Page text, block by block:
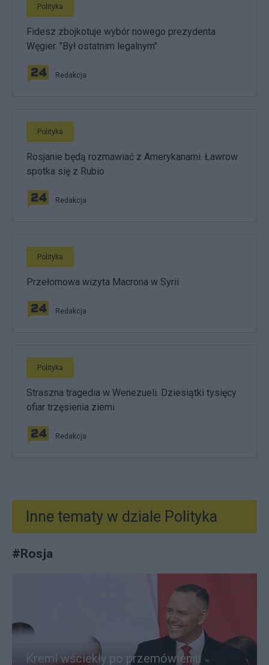
Polityka
Fidesz zbojkotuje wybór nowego prezydenta
Węgier. "Był ostatnim legalnym"
Redakcja
Polityka
Rosjanie będą rozmawiać z Amerykanami. Ławrow
spotka się z Rubio
Redakcja
Polityka
Przełomowa wizyta Macrona w Syrii
Redakcja
Polityka
Straszna tragedia w Wenezueli. Dziesiątki tysięcy
ofiar trzęsienia ziemi
Redakcja
Inne tematy w dziale Polityka
#Rosja
Kreml wściekły po przemówieniu